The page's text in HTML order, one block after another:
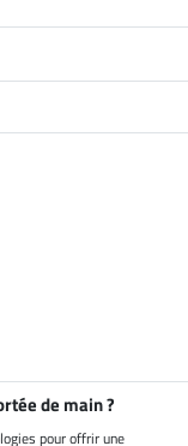
de main ?
pour offrir une